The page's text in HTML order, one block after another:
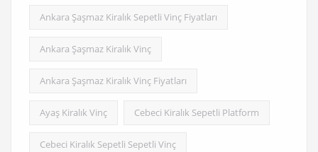
Ankara Şaşmaz Kiralık Sepetli Vinç Fiyatları
Ankara Şaşmaz Kiralık Vinç
Ankara Şaşmaz Kiralık Vinç Fiyatları
Ayaş Kiralık Vinç Cebeci Kiralık Sepetli Platform
Cebeci Kiralık Sepetli Sepetli Vinç